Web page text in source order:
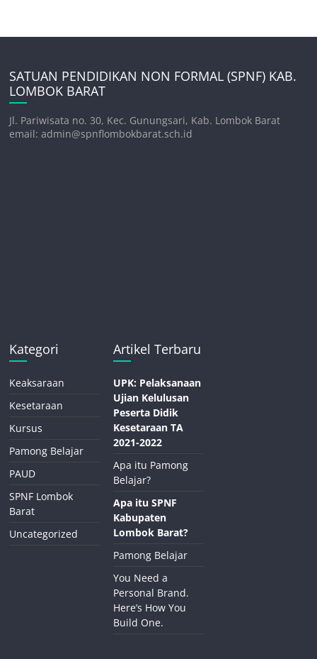
SATUAN PENDIDIKAN NON FORMAL (SPNF) KAB.
LOMBOK BARAT
Jl. Pariwisata no. 30, Kec. Gunungsari, Kab. Lombok Barat
email: admin@spnflombokbarat.sch.id
Kategori
Keaksaraan
Kesetaraan
Kursus
Pamong Belajar
PAUD
SPNF Lombok
Barat
Uncategorized
Artikel Terbaru
UPK: Pelaksanaan
Ujian Kelulusan
Peserta Didik
Kesetaraan TA
2021-2022
Apa itu Pamong
Belajar?
Apa itu SPNF
Kabupaten
Lombok Barat?
Pamong Belajar
You Need a
Personal Brand.
Here’s How You
Build One.